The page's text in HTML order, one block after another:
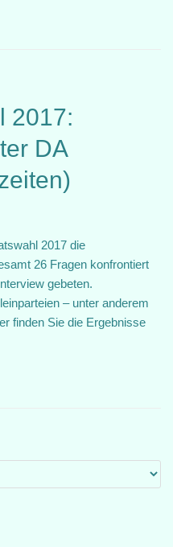
2017:
DA
2017 die
26 Fragen konfrontiert
gebeten.
– unter anderem
finden Sie die Ergebnisse